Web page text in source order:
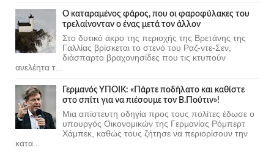
Ο καταραμένος φάρος, που οι φαροφύλακες του
τρελαίνονταν ο ένας μετά τον άλλον
Στο δυτικό άκρο της περιοχής της Βρετάνης της
Γαλλίας βρίσκεται το στενό του Ραζ-ντε-Σεν,
διάσπαρτο βραχονησίδες που τις κτυπούν
ανελέητα τ...
Γερμανός ΥΠΟΙΚ: «Πάρτε ποδήλατο και καθίστε
στο σπίτι για να πιέσουμε τον Β.Πούτιν»!
Μια απίστευτη οδηγία προς τους πολίτες έδωσε ο
υπουργός Οικονομικών της Γερμανίας Ρόμπερτ
Χάμπεκ, καθώς τους ζήτησε να περιορίσουν την
κατα...